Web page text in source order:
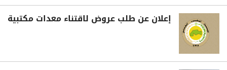
إعلان عن طلب عروض لاقتناء معدات مكتبية